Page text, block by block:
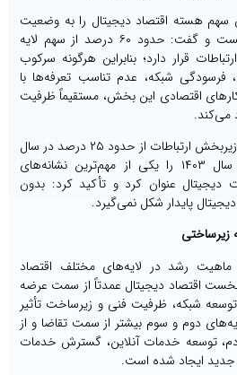
هسته اقتصاد دیجیتال را به وضعیت
زیربخش ارتباطات مرتبط دانست و گفت: حدود ۶۰ درصد از سهم لایه
قرار دارد؛ بنابراین هرگونه سرکوب
فرسودگی شبکه، عدم تناسب تعرفه‌ها با
اقتصادی این بخش، مستقیماً ظرفیت
می‌کند.
وی کاهش رشد ارزش افزوده زیربخش ارتباطات از حدود ۲۵ درصد در سال
۱۴۰۰ به حدود ۹ درصد در سال ۱۴۰۳ را یکی از مهم‌ترین نشانه‌های
دیجیتال عنوان کرد و تأکید کرد: بدون
پایدار شکل نمی‌گیرد.
زیرساختی
ماهیت رشد در لایه‌های مختلف اقتصاد
نخست اقتصاد دیجیتال عمدتاً از سمت عرضه
شبکه، ظرفیت فنی و زیرساخت تأثیر
دوم و سوم بیشتر از سمت تقاضا و از
توسعه خدمات آنلاین، گسترش خدمات
جدید ایجاد شده است.